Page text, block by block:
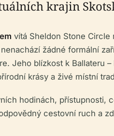
krajin
vítá Sheldon Stone
žádné formální
Jeho blízkost k Ballateru
krásy a živé místní
hodinách,
cestovní ruch a